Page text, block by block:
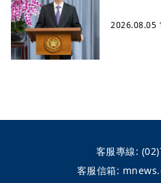
2026.08.05
客服專線:
客服信箱: